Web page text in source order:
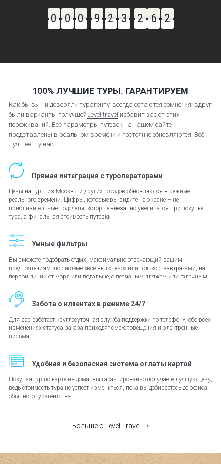
0 0 0 9 2 3 2 6 5
100% ЛУЧШИЕ ТУРЫ. ГАРАНТИРУЕМ
Как бы вы ни доверяли турагенту, всегда остаются сомнения: вдруг
были варианты получше? Level.travel избавит вас от этих
переживаний. Все параметры путевок на нашем сайте
представлены в реальном времени и постоянно обновляются. Всё
лучшее — у нас.
Прямая интеграция с туроператорами
Цены на туры из Москвы и других городов обновляются в режиме
реального времени. Цифры, которые вы видите на экране – не
приблизительные подсчеты, которые внезапно увеличатся при покупке
тура, а финальная стоимость путевки
Умные фильтры
Вы сможете подобрать отдых, максимально отвечающий вашим
предпочтениям: по системе «всё включено» или только с завтраками, на
первой линии от моря или подальше, с песчаным пляжем или галечным.
Забота о клиентах в режиме 24/7
Для вас работает круглосуточная служба поддержки по телефону, обо всех
изменениях статуса заказа приходят смс-оповещения и электронные
письма.
Удобная и безопасная система оплаты картой
Покупая тур по карте из дома, вы гарантированно получаете лучшую цену,
ведь стоимость тура не успеет измениться, пока вы добираетесь до офиса
обычного турагентства.
Больше о Level Travel